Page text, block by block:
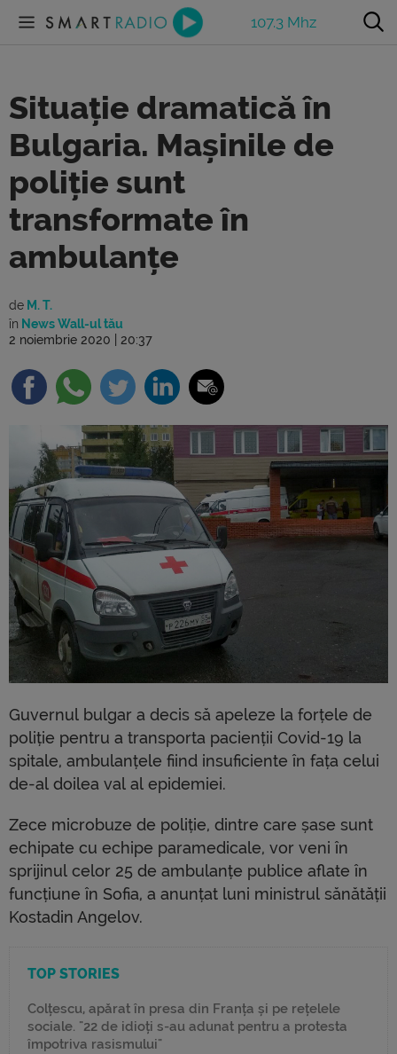
107.3 Mhz
Situație dramatică în
Bulgaria. Mașinile de
poliție sunt
transformate în
ambulanțe
de M. T.
în News Wall-ul tău
2 noiembrie 2020 | 20:37
Guvernul bulgar a decis să apeleze la forțele de
poliție pentru a transporta pacienții Covid-19 la
spitale, ambulanțele fiind insuficiente în fața celui
de-al doilea val al epidemiei.
Zece microbuze de poliție, dintre care șase sunt
echipate cu echipe paramedicale, vor veni în
sprijinul celor 25 de ambulanțe publice aflate în
funcțiune în Sofia, a anunțat luni ministrul sănătății
Kostadin Angelov.
TOP STORIES
Colțescu, apărat în presa din Franța și pe rețelele
sociale. "22 de idioți s-au adunat pentru a protesta
împotriva rasismului"